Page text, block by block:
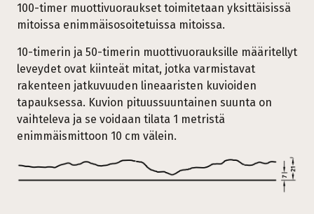
100-timer muottivuoraukset toimitetaan yksittäisissä
mitoissa enimmäisosoitetuissa mitoissa.
10-timerin ja 50-timerin muottivuorauksille määritellyt
leveydet ovat kiinteät mitat, jotka varmistavat
rakenteen jatkuvuuden lineaaristen kuvioiden
tapauksessa. Kuvion pituussuuntainen suunta on
vaihteleva ja se voidaan tilata 1 metristä
enimmäismittoon 10 cm välein.